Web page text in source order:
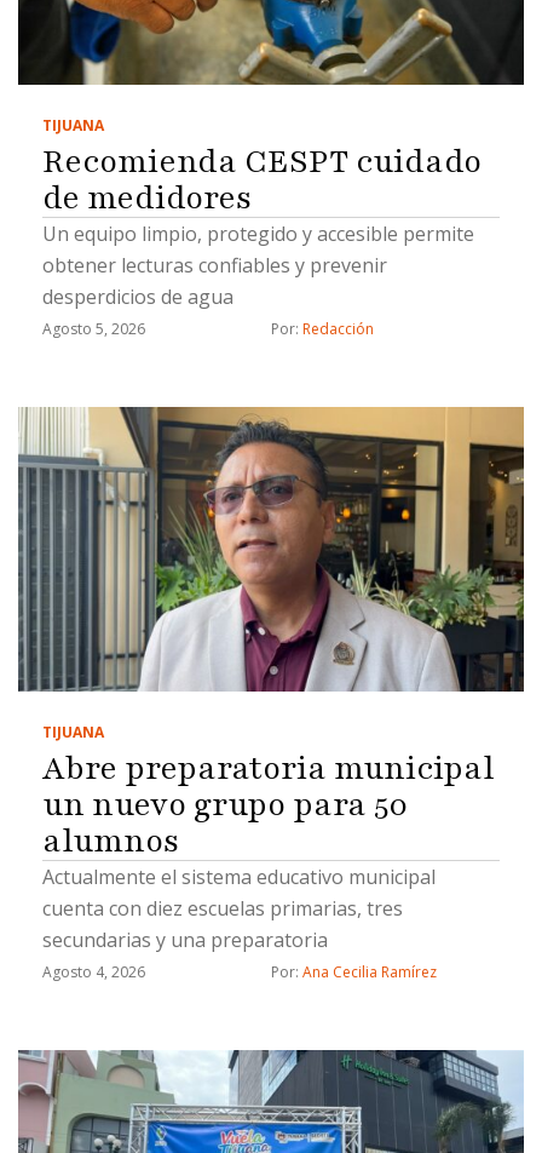
TIJUANA
Recomienda CESPT cuidado
de medidores
Un equipo limpio, protegido y accesible permite
obtener lecturas confiables y prevenir
desperdicios de agua
Agosto 5, 2026 Por: Redacción
TIJUANA
Abre preparatoria municipal
un nuevo grupo para 50
alumnos
Actualmente el sistema educativo municipal
cuenta con diez escuelas primarias, tres
secundarias y una preparatoria
Agosto 4, 2026 Por: Ana Cecilia Ramírez